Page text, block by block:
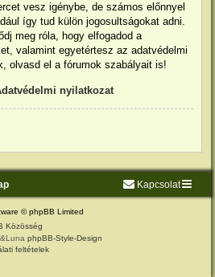
vesz igénybe, de számos előnnyel
így tud külön jogosultságokat adni.
meg róla, hogy elfogadod a
valamint egyetértesz az adatvédelmi
olvasd el a fórumok szabályait is!
nyilatkozat
Kapcsolat
© phpBB Limited
Közösség
phpBB-Style-Design
feltételek